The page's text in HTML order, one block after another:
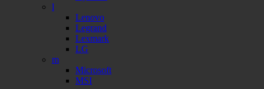
l
Lenovo
Legrand
Lexmark
LG
m
Microsoft
MSI